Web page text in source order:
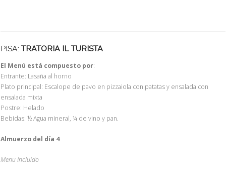
PISA:TRATORIA IL TURISTA
El Menú está compuesto por:
Entrante: Lasaña al horno
Plato principal: Escalope de pavo en pizzaiola con patatas y ensalada con
ensalada mixta
Postre: Helado
Bebidas: ½ Agua mineral, ¼ de vino y pan.
Almuerzo del día 4
Menu Incluído